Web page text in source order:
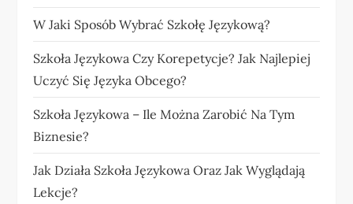
W Jaki Sposób Wybrać Szkołę Językową?
Szkoła Językowa Czy Korepetycje? Jak Najlepiej
Uczyć Się Języka Obcego?
Szkoła Językowa – Ile Można Zarobić Na Tym
Biznesie?
Jak Działa Szkoła Językowa Oraz Jak Wyglądają
Lekcje?